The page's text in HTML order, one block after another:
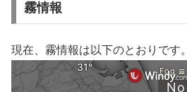
霧情報
現在、霧情報は以下のとおりです。